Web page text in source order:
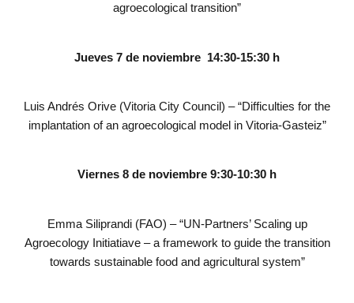
agroecological transition”
Jueves 7 de noviembre 14:30-15:30 h
Luis Andrés Orive (Vitoria City Council) – “Difficulties for the
implantation of an agroecological model in Vitoria-Gasteiz”
Viernes 8 de noviembre 9:30-10:30 h
Emma Siliprandi (FAO) – “UN-Partners’ Scaling up
Agroecology Initiatiave – a framework to guide the transition
towards sustainable food and agricultural system”